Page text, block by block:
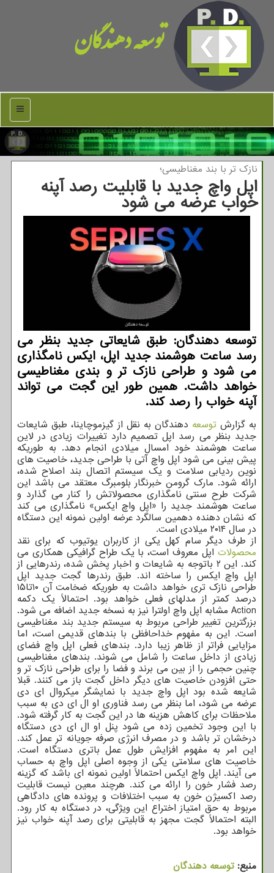
توسعه دهندگان
منو
نازك تر با بند مغناطیسی؛
اپل واچ جدید با قابلیت رصد آپنه
خواب عرضه می شود
توسعه دهندگان: طبق شایعاتی جدید بنظر می
رسد ساعت هوشمند جدید اپل، ایکس نامگذاری
می شود و طراحی نازک تر و بندی مغناطیسی
خواهد داشت. همین طور این گجت می تواند
آپنه خواب را رصد کند.
به گزارش توسعه دهندگان به نقل از گیزموچاینا، طبق شایعات
جدید بنظر می رسد اپل تصمیم دارد تغییرات زیادی در لاین
ساعت هوشمند خود امسال میلادی انجام دهد. به طوریکه
پیش بینی می شود اپل واچ آتی با طراحی جدید، خاصیت های
نوین ردیابی سلامت و یک سیستم اتصال بند اصلاح شده،
ارائه شود. مارک گرومن خبرنگار بلومبرگ معتقد می باشد این
شرکت طرح سنتی نامگذاری محصولاتش را کنار می گذارد و
ساعت هوشمند جدید را «اپل واچ ایکس» نامگذاری می کند
که نشان دهنده دهمین سالگرد عرضه اولین نمونه این دستگاه
در سال ۲۰۱۴ میلادی است.
از طرف دیگر سام کهل یکی از کاربران یوتیوب که برای نقد
محصولات اپل معروف است، با یک طراح گرافیکی همکاری می
کند. این ۲ باتوجه به شایعات و اخبار پخش شده، رندرهایی از
اپل واچ ایکس را ساخته اند. طبق رندرها گجت جدید اپل
طراحی نازک تری خواهد داشت به طوریکه ضخامت آن ۱۰تا۱۵
درصد کمتر از مدلهای فعلی خواهد بود. احتمالاً یک دکمه
Action مشابه اپل واچ اولترا نیز به نسخه جدید اضافه می شود.
بزرگترین تغییر طراحی مربوط به سیستم جدید بند مغناطیسی
است. این به مفهوم خداحافظی با بندهای قدیمی است، اما
مزایایی فراتر از ظاهر زیبا دارد. بندهای فعلی اپل واچ فضای
زیادی از داخل ساعت را شامل می شوند. بندهای مغناطیسی
چنین حجمی را از بین می برند و فضا را برای طراحی نازک تر و
حتی افزودن خاصیت های دیگر داخل گجت باز می کنند. قبلا
شایعه شده بود اپل واچ جدید با نمایشگر میکروال ای دی
عرضه می شود، اما بنظر می رسد فناوری او ال ای دی به سبب
ملاحظات برای کاهش هزینه ها در این گجت به کار گرفته شود.
با این وجود تخمین زده می شود پنل او ال ای دی دستگاه
درخشان تر باشد و در مصرف انرژی صرفه جویانه تر عمل کند.
این امر به مفهوم افزایش طول عمل باتری دستگاه است.
خاصیت های سلامتی یکی از وجوه اصلی اپل واچ به حساب
می آیند. اپل واچ ایکس احتمالاً اولین نمونه ای باشد که گزینه
رصد فشار خون را ارائه می کند. هرچند معین نیست قابلیت
رصد اکسیژن خون به سبب اختلافات و پرونده های دادگاهی
مربوط به حق امتیاز اختراع این ویژگی، در دستگاه به کار رود.
البته احتمالاً گجت مجهز به قابلیتی برای رصد آپنه خواب نیز
خواهد بود.
منبع: توسعه دهندگان